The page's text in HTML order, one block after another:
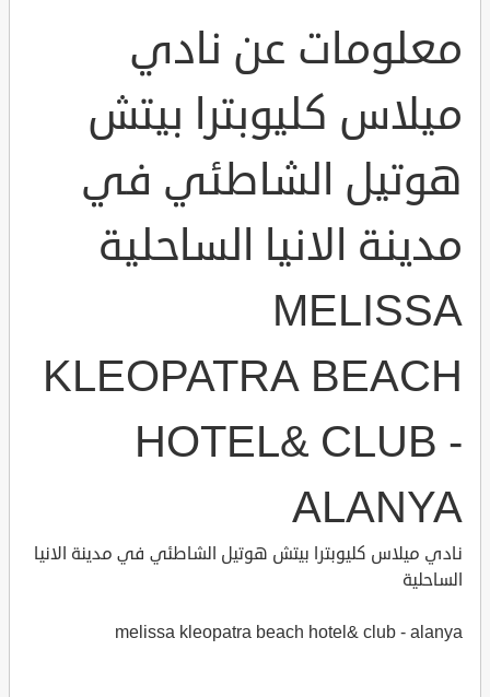
معلومات عن نادي
ميلاس كليوبترا بيتش
هوتيل الشاطئي في
مدينة الانيا الساحلية
MELISSA
KLEOPATRA BEACH
HOTEL& CLUB -
ALANYA
نادي ميلاس كليوبترا بيتش هوتيل الشاطئي في مدينة الانيا
الساحلية
melissa kleopatra beach hotel& club - alanya